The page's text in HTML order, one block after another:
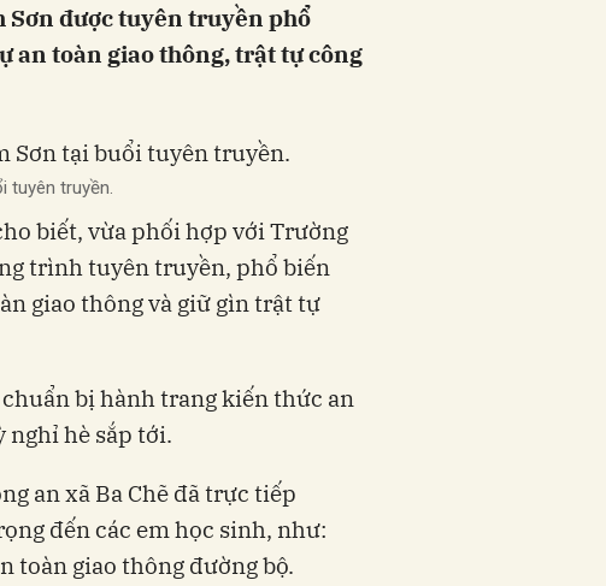
Sơn được tuyên truyền phổ
an toàn giao thông, trật tự công
tuyên truyền.
biết, vừa phối hợp với Trường
trình tuyên truyền, phổ biến
giao thông và giữ gìn trật tự
bị hành trang kiến thức an
nghỉ hè sắp tới.
an xã Ba Chẽ đã trực tiếp
đến các em học sinh, như:
toàn giao thông đường bộ.